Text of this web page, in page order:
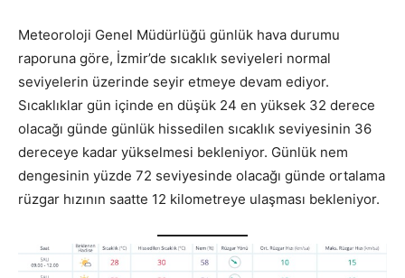
Meteoroloji Genel Müdürlüğü günlük hava durumu
raporuna göre, İzmir’de sıcaklık seviyeleri normal
seviyelerin üzerinde seyir etmeye devam ediyor.
Sıcaklıklar gün içinde en düşük 24 en yüksek 32 derece
olacağı günde günlük hissedilen sıcaklık seviyesinin 36
dereceye kadar yükselmesi bekleniyor. Günlük nem
dengesinin yüzde 72 seviyesinde olacağı günde ortalama
rüzgar hızının saatte 12 kilometreye ulaşması bekleniyor.